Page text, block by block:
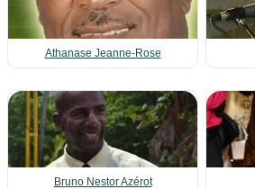
Athanase Jeanne-Rose
Bruno Nestor Azérot